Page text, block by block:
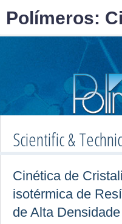
Scientific &
Cinética de
isotérmica de
de Alta